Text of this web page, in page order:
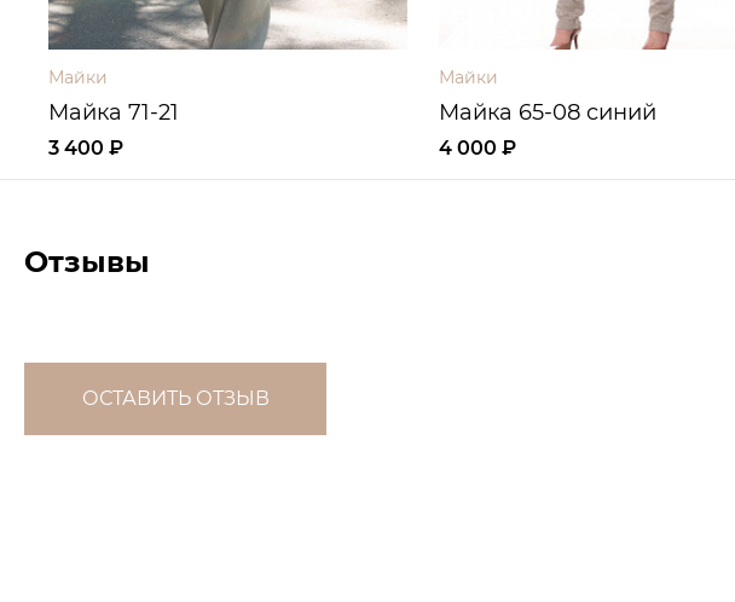
Майки
Майка 71-21
3 400 ₽
Майки
Майка 65-08 синий
4 000 ₽
Отзывы
ОСТАВИТЬ ОТЗЫВ